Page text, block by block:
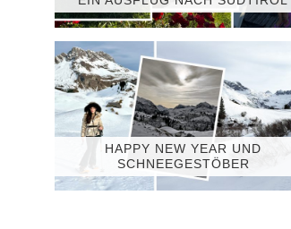
HAPPY NEW YEAR UND
SCHNEEGESTÖBER